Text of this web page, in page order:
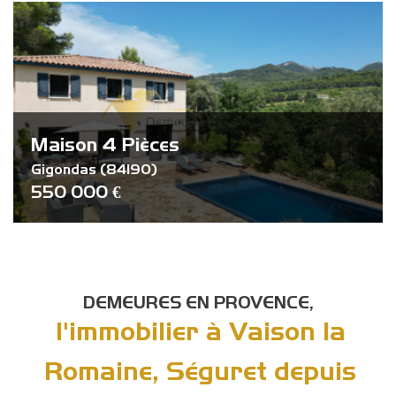
Maison 4 Pièces
Gigondas (84190)
550 000 €
DEMEURES EN PROVENCE,
l'immobilier à Vaison la
Romaine, Séguret depuis